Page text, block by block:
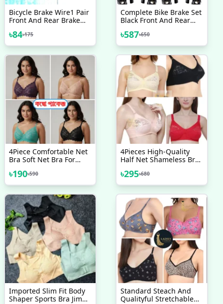
Bicycle Brake Wire1 Pair
Front And Rear Brake
৳84৳175
Complete Bike Brake Set
Black Front And Rear
Inner And Outer Cables
And Lever Kit Includes
Black
৳587৳650
4Piece Comfortable Net
Bra Soft Net Bra For
৳190৳590
4Pieces High-Quality
Half Net Shameless Bra
And High Quality
৳295৳680
Imported Slim Fit Body
Shaper Sports Bra Jim
Standard Steach And
Qualityful Stretchable